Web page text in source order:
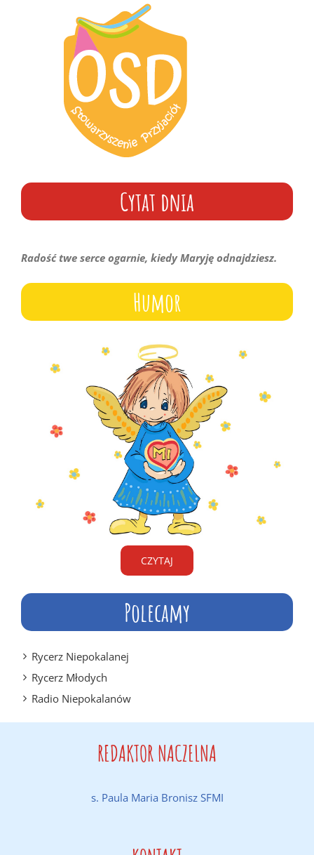
Cytat dnia
Radość twe serce ogarnie, kiedy Maryję odnajdziesz.
Humor
CZYTAJ
Polecamy
Rycerz Niepokalanej
Rycerz Młodych
Radio Niepokalanów
REDAKTOR NACZELNA
s. Paula Maria Bronisz SFMI